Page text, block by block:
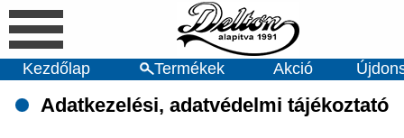
Kezdőlap Termékek Akció
Adatkezelési, adatvédelmi tájékoztató